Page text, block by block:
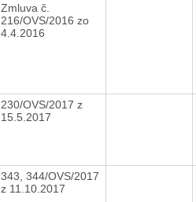
Zmluva č.
216/OVS/2016 zo
4.4.2016
230/OVS/2017 z
15.5.2017
343, 344/OVS/2017
z 11.10.2017